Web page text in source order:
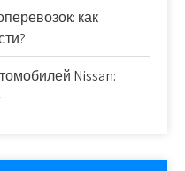
как
Nissan: